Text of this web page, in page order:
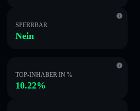
SPERRBAR
Nein
TOP-INHABER IN %
10.22%